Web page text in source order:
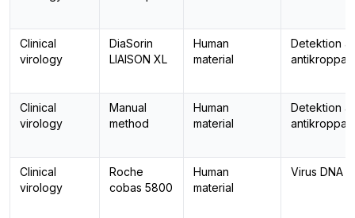
Clinical
virology
DiaSorin
LIAISON XL
Human
material
Detektion
antikroppar
Clinical
virology
Manual
method
Human
material
Detektion
antikroppar
Clinical
virology
Roche
cobas 5800
Human
material
Virus DNA